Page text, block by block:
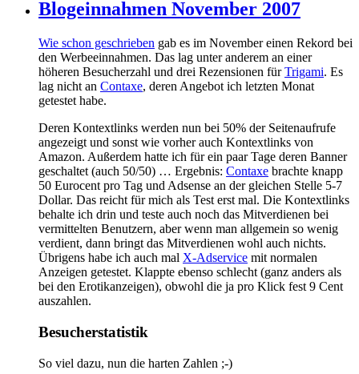
Blogeinnahmen November 2007
Wie schon geschrieben gab es im November einen Rekord bei
den Werbeeinnahmen. Das lag unter anderem an einer
höheren Besucherzahl und drei Rezensionen fürTrigami. Es
lag nicht an Contaxe, deren Angebot ich letzten Monat
getestet habe.
Deren Kontextlinks werden nun bei 50% der Seitenaufrufe
angezeigt und sonst wie vorher auch Kontextlinks von
Amazon. Außerdem hatte ich für ein paar Tage deren Banner
geschaltet (auch 50/50) … Ergebnis: Contaxe brachte knapp
50 Eurocent pro Tag und Adsense an der gleichen Stelle 5-7
Dollar. Das reicht für mich als Test erst mal. Die Kontextlinks
behalte ich drin und teste auch noch das Mitverdienen bei
vermittelten Benutzern, aber wenn man allgemein so wenig
verdient, dann bringt das Mitverdienen wohl auch nichts.
Übrigens habe ich auch mal X-Adservice mit normalen
Anzeigen getestet. Klappte ebenso schlecht (ganz anders als
bei den Erotikanzeigen), obwohl die ja pro Klick fest 9 Cent
auszahlen.
Besucherstatistik
So viel dazu, nun die harten Zahlen ;-)